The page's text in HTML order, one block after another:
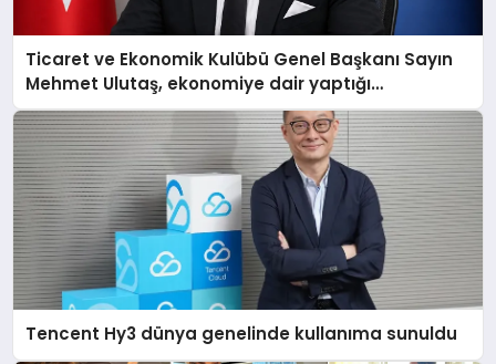
Ticaret ve Ekonomik Kulübü Genel Başkanı Sayın
Mehmet Ulutaş, ekonomiye dair yaptığı
açıklamada şunları kaydetti:
Tencent Hy3 dünya genelinde kullanıma sunuldu